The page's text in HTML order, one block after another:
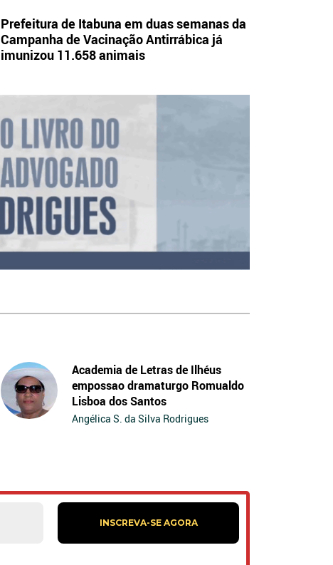
Prefeitura de Itabuna em duas semanas da
Campanha de Vacinação Antirrábica já
imunizou 11.658 animais
Academia de Letras de Ilhéus
empossao dramaturgo Romualdo
Lisboa dos Santos
Angélica S. da Silva Rodrigues